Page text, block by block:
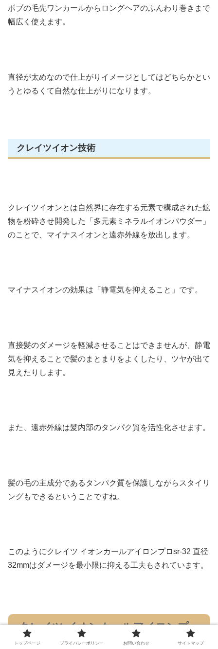
ボブの毛先ワンカールからロングヘアのふんわり巻きまで
幅広く使えます。
直径が太めなので仕上がりイメージとしてはどちらかとい
うとゆるくて自然な仕上がりになります。
クレイツイオン技術
クレイツイオンとは自然界に存在する元素で構成された鉱
物を粉砕させ開発した「多元素ミネラルイオンパウダー」
のことで、マイナスイオンと遠赤外線を放出します。
マイナスイオンの効果は「静電気を抑えること」です。
直接髪のダメージを軽減させることはできませんが、静電
気を抑えることで髪のまとまりをよくしたり、ツヤが出て
見えたりします。
また、遠赤外線は髪内部のタンパク質を活性化させます。
髪の毛の主成分であるタンパク質を保護しながらスタイリ
ングもできるということですね。
このようにクレイツ イオンカールアイロンプロsr-32 直径
32mmはダメージを最小限に抑える工夫もされています。
クレイツ イオンカールアイロンプ
ロsr-32 直径32mmの口コミや評判
トップページ プライバシーポリシー お問い合わせ サイトマップ